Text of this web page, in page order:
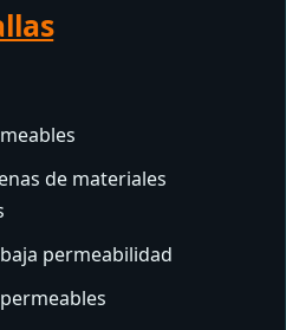
de materiales
permeabilidad